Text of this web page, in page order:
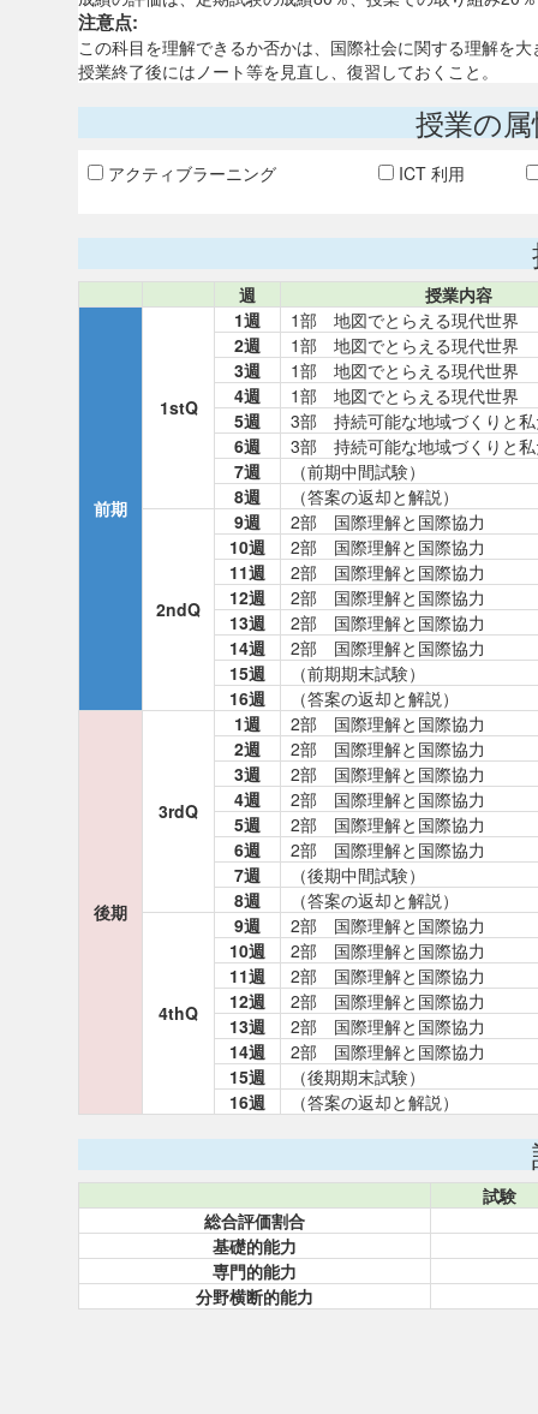
注意点:
この科目を理解できるか否かは、国際社会に関する理解を
授業終了後にはノート等を見直し、復習しておくこと。
授業の
アクティブラーニング ICT 利用
週 授業内容
前期
1stQ
1週
1部 地図でとらえる現代世界
2週
1部 地図でとらえる現代世界
3週
1部 地図でとらえる現代世界
4週
1部 地図でとらえる現代世界
5週
3部 持続可能な地域づくりと
6週
3部 持続可能な地域づくりと
7週
（前期中間試験）
8週
（答案の返却と解説）
2ndQ
9週
2部 国際理解と国際協力
10週
2部 国際理解と国際協力
11週
2部 国際理解と国際協力
12週
2部 国際理解と国際協力
13週
2部 国際理解と国際協力
14週
2部 国際理解と国際協力
15週
（前期期末試験）
16週
（答案の返却と解説）
後期
3rdQ
1週
2部 国際理解と国際協力
2週
2部 国際理解と国際協力
3週
2部 国際理解と国際協力
4週
2部 国際理解と国際協力
5週
2部 国際理解と国際協力
6週
2部 国際理解と国際協力
7週
（後期中間試験）
8週
（答案の返却と解説）
4thQ
9週
2部 国際理解と国際協力
10週
2部 国際理解と国際協力
11週
2部 国際理解と国際協力
12週
2部 国際理解と国際協力
13週
2部 国際理解と国際協力
14週
2部 国際理解と国際協力
15週
（後期期末試験）
16週
（答案の返却と解説）
試験
総合評価割合
基礎的能力
専門的能力
分野横断的能力